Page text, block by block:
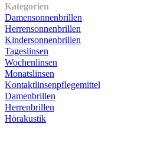
Kategorien
Damensonnenbrillen
Herrensonnenbrillen
Kindersonnenbrillen
Tageslinsen
Wochenlinsen
Monatslinsen
Kontaktlinsenpflegemittel
Damenbrillen
Herrenbrillen
Hörakustik